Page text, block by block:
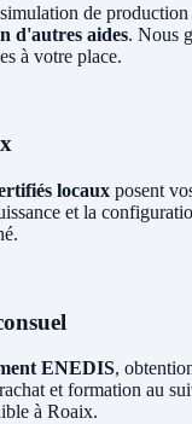
de production
d'autres aides. Nous
à votre place.
locaux posent
et la
ENEDIS,
et formation au
à Roaix.